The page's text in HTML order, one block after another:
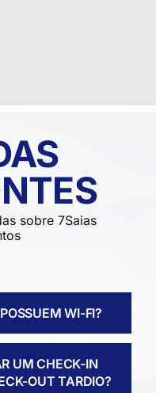
sobre 7Saias
WI-FI?
UM CHECK-IN
OUT TARDIO?